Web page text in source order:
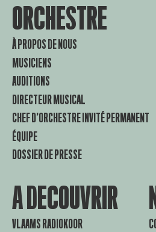
ORCHESTRE
À PROPOS DE NOUS
MUSICIENS
AUDITIONS
DIRECTEUR MUSICAL
CHEF D’ORCHESTRE INVITÉ PERMANENT
ÉQUIPE
DOSSIER DE PRESSE
A DECOUVRIR
VLAAMS RADIOKOOR